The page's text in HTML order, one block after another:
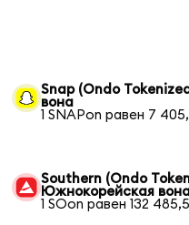
Snap (Ondo
вона
1 SNAPon равен 7
Southern (Ondo
Южнокорейская
1 SOon равен 132